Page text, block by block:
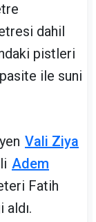
dahil
pistleri
ile suni
Vali Ziya
Adem
Fatih